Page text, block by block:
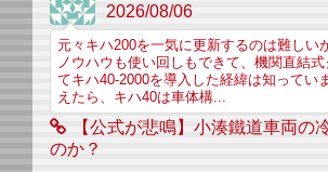
2026/08/06
元々キハ200を一気に更新するのは難しい
ノウハウも使い回しもできて、機関直結
てキハ40-2000を導入した経緯は知ってい
えたら、キハ40は車体構...
【公式が悲鳴】小湊鐵道車両の
のか？